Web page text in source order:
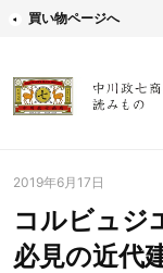
買い物ページへ
2019年6月17日
コルビュジ
必見の近代